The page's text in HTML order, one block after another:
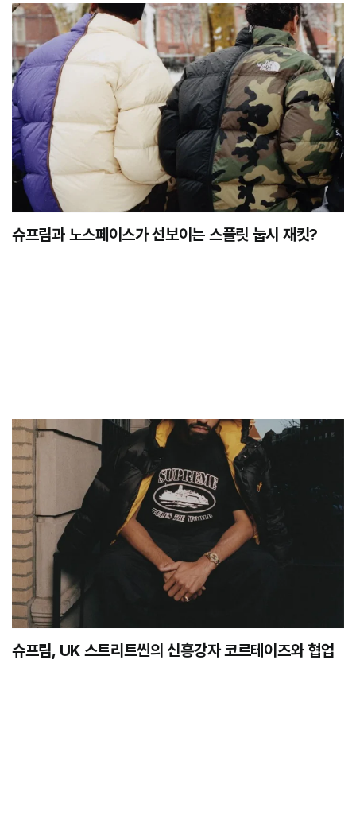
슈프림과 노스페이스가 선보이는 스플릿 눕시 재킷?
슈프림, UK 스트리트씬의 신흥강자 코르테이즈와 협업